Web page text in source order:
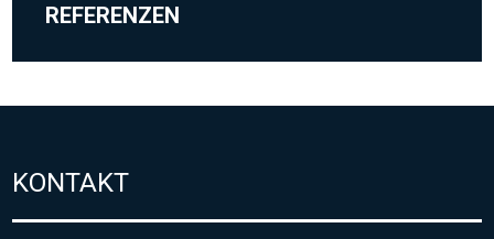
REFERENZEN
KONTAKT